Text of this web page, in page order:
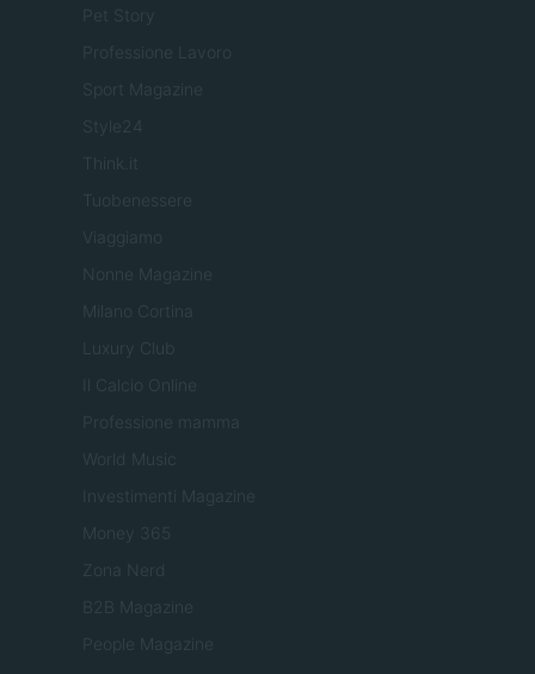
Pet Story
Professione Lavoro
Sport Magazine
Style24
Think.it
Tuobenessere
Viaggiamo
Nonne Magazine
Milano Cortina
Luxury Club
Il Calcio Online
Professione mamma
World Music
Investimenti Magazine
Money 365
Zona Nerd
B2B Magazine
People Magazine